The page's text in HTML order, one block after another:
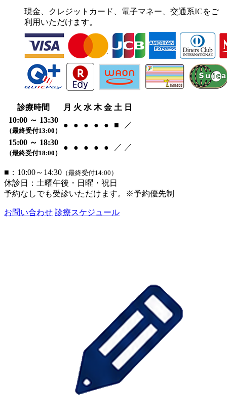
現金、クレジットカード、電子マネー、交通系ICをご
利用いただけます。
診療時間 月 火 水 木 金 土 日
10:00 ～ 13:30
（最終受付13:00）
● ● ● ● ● ■ ／
15:00 ～ 18:30
（最終受付18:00）
● ● ● ● ● ／ ／
■：10:00～14:30 （最終受付14:00）
休診日：土曜午後・日曜・祝日
予約なしでも受診いただけます。※予約優先制
お問い合わせ 診療スケジュール